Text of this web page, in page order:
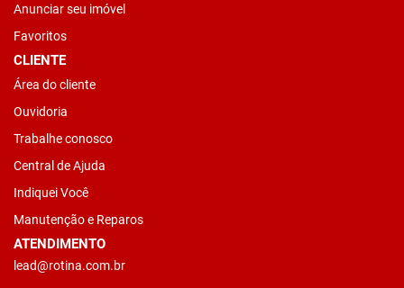
Anunciar seu imóvel
Favoritos
CLIENTE
Área do cliente
Ouvidoria
Trabalhe conosco
Central de Ajuda
Indiquei Você
Manutenção e Reparos
ATENDIMENTO
lead@rotina.com.br